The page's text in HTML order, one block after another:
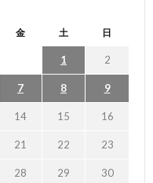
金 土 日
1 2
7 8 9
14 15 16
21 22 23
28 29 30